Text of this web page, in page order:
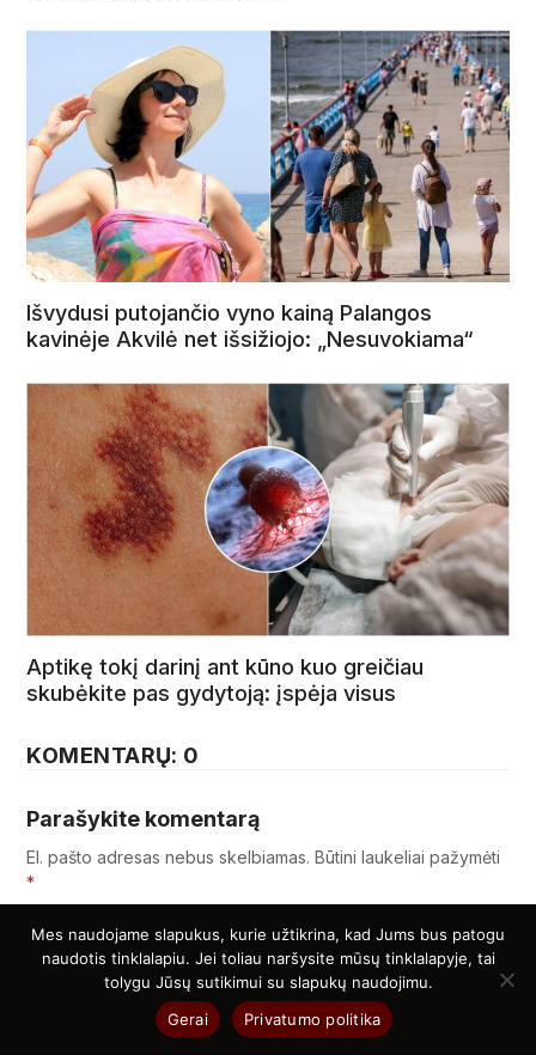
Išvydusi putojančio vyno kainą Palangos
kavinėje Akvilė net išsižiojo: „Nesuvokiama“
Aptikę tokį darinį ant kūno kuo greičiau
skubėkite pas gydytoją: įspėja visus
KOMENTARŲ: 0
Parašykite komentarą
El. pašto adresas nebus skelbiamas. Būtini laukeliai pažymėti
*
Vardas*
El. pašto adresas*
Mes naudojame slapukus, kurie užtikrina, kad Jums bus patogu
naudotis tinklalapiu. Jei toliau naršysite mūsų tinklalapyje, tai
tolygu Jūsų sutikimui su slapukų naudojimu.
Gerai
Privatumo politika